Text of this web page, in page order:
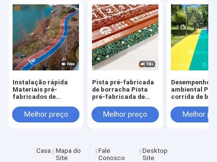
Instalação rápida
Materiais pré-
fabricados de
corrida de borracha
de cor
Melhor preço
Pista pré-fabricada
de borracha Pista
pré-fabricada de
Pista de superfície
Pista de corrida
Melhor preço
Desempenho
ambiental
corrida de
sem costura
plástico
Melhor
Casa
Mapa do
Site
Fale
Conosco
Desktop
Site